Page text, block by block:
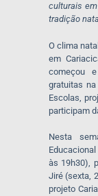
culturais
tradição
O clima
em
começou
gratuitas
Escolas,
participam
Nesta
às 19h30),
Jiré (sexta,
projeto